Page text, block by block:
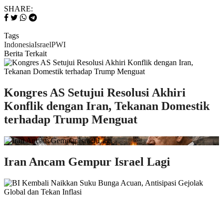
SHARE:
Tags
IndonesiaIsraelPWI
Berita Terkait
Kongres AS Setujui Resolusi Akhiri
Konflik dengan Iran, Tekanan Domestik
terhadap Trump Menguat
Iran Ancam Gempur Israel Lagi